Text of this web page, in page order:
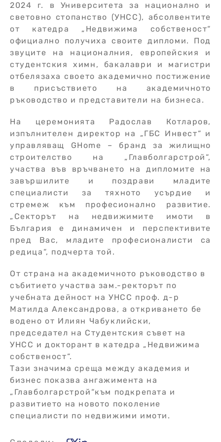
2024 г. в Университета за национално и
световно стопанство (УНСС), абсолвентите
от катедра „Недвижима собственост“
официално получиха своите дипломи. Под
звуците на националния, европейския и
студентския химн, бакалаври и магистри
отбелязаха своето академично постижение
в присъствието на академичното
ръководство и представители на бизнеса.
На церемонията Радослав Котларов,
изпълнителен директор на „ГБС Инвест“ и
управляващ GHome – бранд за жилищно
строителство на „Главболгарстрой“,
участва във връчването на дипломите на
завършилите и поздрави младите
специалисти за тяхното усърдие и
стремеж към професионално развитие.
„Секторът на недвижимите имоти в
България е динамичен и перспективите
пред Вас, младите професионалисти са
редица“, подчерта той.
От страна на академичното ръководство в
събитието участва зам.-ректорът по
учебната дейност на УНСС проф. д-р
Матилда Александрова, а откриването бе
водено от Илиян Чабуклийски,
председател на Студентския съвет на
УНСС и докторант в катедра „Недвижима
собственост“.
Тази значима среща между академия и
бизнес показва ангажимента на
„Главболгарстрой“към подкрепата и
развитието на новото поколение
специалисти по недвижими имоти.